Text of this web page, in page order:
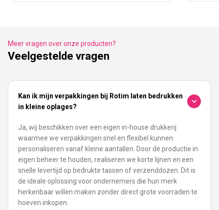
Meer vragen over onze producten?
Veelgestelde vragen
Kan ik mijn verpakkingen bij Rotim laten bedrukken
in kleine oplages?
Ja, wij beschikken over een eigen in-house drukkerij
waarmee we verpakkingen snel en flexibel kunnen
personaliseren vanaf kleine aantallen. Door de productie in
eigen beheer te houden, realiseren we korte lijnen en een
snelle levertijd op bedrukte tassen of verzenddozen. Dit is
de ideale oplossing voor ondernemers die hun merk
herkenbaar willen maken zonder direct grote voorraden te
hoeven inkopen.